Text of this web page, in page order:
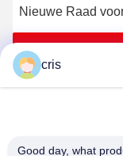
Nieuwe Raad
Gans
het
de Uitrustings
snateert
cris
Good day, what